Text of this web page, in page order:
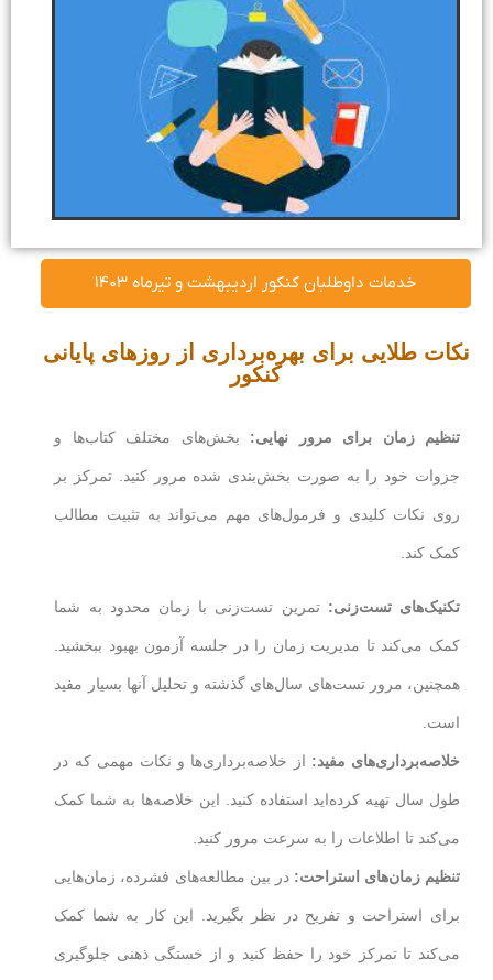
خدمات داوطلبان کنکور اردیبهشت و تیرماه ۱۴۰۳
نکات طلایی برای بهره‌برداری از روزهای پایانی
کنکور
تنظیم زمان برای مرور نهایی: بخش‌های مختلف کتاب‌ها و
جزوات خود را به صورت بخش‌بندی شده مرور کنید. تمرکز بر
روی نکات کلیدی و فرمول‌های مهم می‌تواند به تثبیت مطالب
کمک کند.
تکنیک‌های تست‌زنی: تمرین تست‌زنی با زمان محدود به شما
کمک می‌کند تا مدیریت زمان را در جلسه آزمون بهبود ببخشید.
همچنین، مرور تست‌های سال‌های گذشته و تحلیل آنها بسیار مفید
است.
خلاصه‌برداری‌های مفید: از خلاصه‌برداری‌ها و نکات مهمی که در
طول سال تهیه کرده‌اید استفاده کنید. این خلاصه‌ها به شما کمک
می‌کند تا اطلاعات را به سرعت مرور کنید.
تنظیم زمان‌های استراحت: در بین مطالعه‌های فشرده، زمان‌هایی
برای استراحت و تفریح در نظر بگیرید. این کار به شما کمک
می‌کند تا تمرکز خود را حفظ کنید و از خستگی ذهنی جلوگیری